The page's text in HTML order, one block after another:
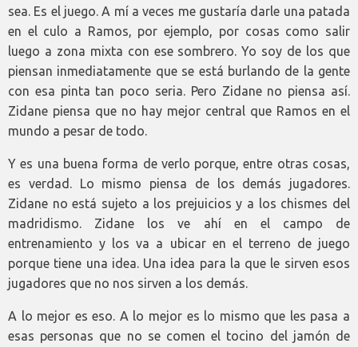
sea. Es el juego. A mí a veces me gustaría darle una patada
en el culo a Ramos, por ejemplo, por cosas como salir
luego a zona mixta con ese sombrero. Yo soy de los que
piensan inmediatamente que se está burlando de la gente
con esa pinta tan poco seria. Pero Zidane no piensa así.
Zidane piensa que no hay mejor central que Ramos en el
mundo a pesar de todo.
Y es una buena forma de verlo porque, entre otras cosas,
es verdad. Lo mismo piensa de los demás jugadores.
Zidane no está sujeto a los prejuicios y a los chismes del
madridismo. Zidane los ve ahí en el campo de
entrenamiento y los va a ubicar en el terreno de juego
porque tiene una idea. Una idea para la que le sirven esos
jugadores que no nos sirven a los demás.
A lo mejor es eso. A lo mejor es lo mismo que les pasa a
esas personas que no se comen el tocino del jamón de